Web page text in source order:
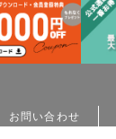
お問い合わせ